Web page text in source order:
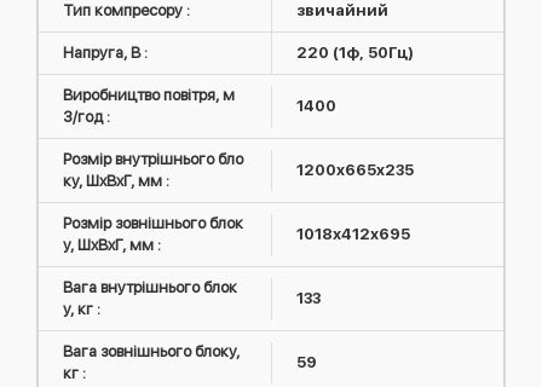
Тип компресору : звичайний
Напруга, В : 220 (1ф, 50Гц)
Виробництво повітря, м
3/год :
1400
Розмір внутрішнього бло
ку, ШxВxГ, мм :
1200x665x235
Розмір зовнішнього блок
у, ШxВxГ, мм :
1018х412х695
Вага внутрішнього блок
у, кг :
133
Вага зовнішнього блоку,
кг :
59